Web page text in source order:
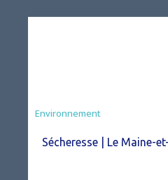
Environnement
Sécheresse | Le Maine-